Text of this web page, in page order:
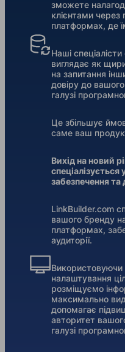
зможете
клієнтами
платформах, де
Наші
виглядає як
на запитання
довіру до
галузі
Це збільшує
саме ваш
Вихід на новий
спеціалізується
забезпечення та
LinkBuilder.com
вашого бренду
платформах,
аудиторії.
Використовуючи
налаштування
розміщуємо
максимально
допомагає
авторитет
галузі